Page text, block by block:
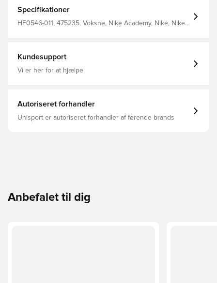
en sikker pasform 62% polyester 28% nylon 5% gummi
5% elastan
Specifikationer
HF0546-011, 475235, Voksne, Nike Academy, Nike, Nike
Kundesupport
Vi er her for at hjælpe
Autoriseret forhandler
Unisport er autoriseret forhandler af førende brands
Anbefalet til dig